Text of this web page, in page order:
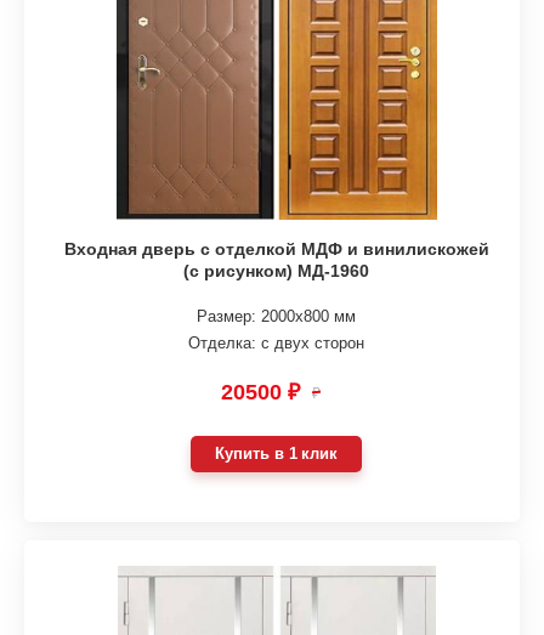
Входная дверь с отделкой МДФ и винилискожей
(с рисунком) МД-1960
Размер: 2000х800 мм
Отделка: с двух сторон
20500 ₽ ₽
Купить в 1 клик